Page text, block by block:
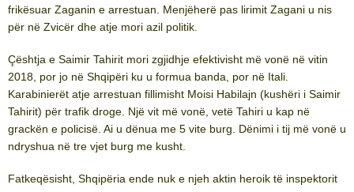
frikësuar Zaganin e arrestuan. Menjëherë pas lirimit Zagani u nis
për në Zvicër dhe atje mori azil politik.
Çështja e Saimir Tahirit mori zgjidhje efektivisht më vonë në vitin
2018, por jo në Shqipëri ku u formua banda, por në Itali.
Karabinierët atje arrestuan fillimisht Moisi Habilajn (kushëri i Saimir
Tahirit) për trafik droge. Një vit më vonë, vetë Tahiri u kap në
grackën e policisë. Ai u dënua me 5 vite burg. Dënimi i tij më vonë u
ndryshua në tre vjet burg me kusht.
Fatkeqësisht, Shqipëria ende nuk e njeh aktin heroik të inspektorit